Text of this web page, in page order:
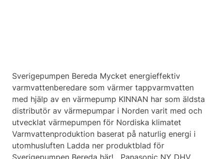
Sverigepumpen Bereda Mycket energieffektiv
varmvattenberedare som värmer tappvarmvatten
med hjälp av en värmepump KINNAN har som äldsta
distributör av värmepumpar i Norden varit med och
utvecklat värmepumpen för Nordiska klimatet
Varmvattenproduktion baserat på naturlig energi i
utomhusluften Ladda ner produktblad för
Sverigepumpen Bereda här! Panasonic NY DHV